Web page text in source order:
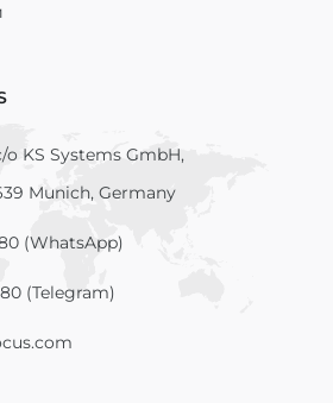
o KS Systems GmbH,
Munich, Germany
(WhatsApp)
(Telegram)